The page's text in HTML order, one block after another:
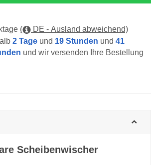
(
DE - Ausland abweichend)
2 Tage und 19 Stunden und 41
und wir versenden Ihre Bestellung
Scheibenwischer